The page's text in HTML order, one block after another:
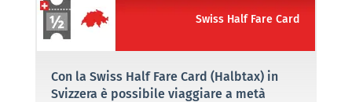
Swiss Half Fare Card
Con la Swiss Half Fare Card (Halbtax) in
Svizzera è possibile viaggiare a metà